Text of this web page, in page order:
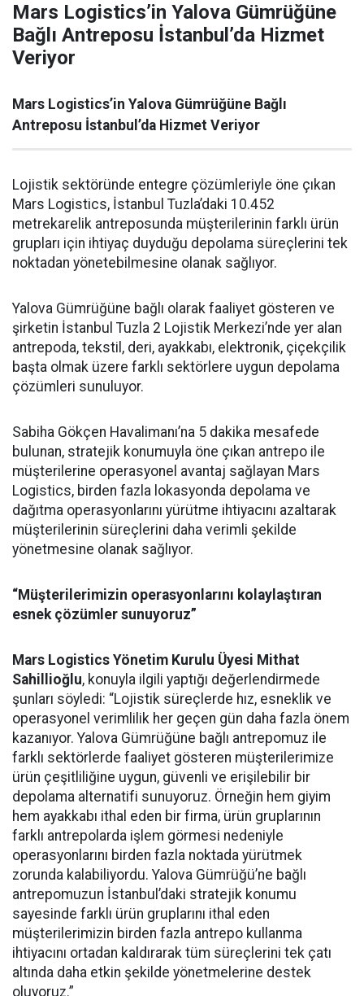
Mars Logistics’in Yalova Gümrüğüne
Bağlı Antreposu İstanbul’da Hizmet
Veriyor
Mars Logistics’in Yalova Gümrüğüne Bağlı
Antreposu İstanbul’da Hizmet Veriyor
Lojistik sektöründe entegre çözümleriyle öne çıkan
Mars Logistics, İstanbul Tuzla’daki 10.452
metrekarelik antreposunda müşterilerinin farklı ürün
grupları için ihtiyaç duyduğu depolama süreçlerini tek
noktadan yönetebilmesine olanak sağlıyor.
Yalova Gümrüğüne bağlı olarak faaliyet gösteren ve
şirketin İstanbul Tuzla 2 Lojistik Merkezi’nde yer alan
antrepoda, tekstil, deri, ayakkabı, elektronik, çiçekçilik
başta olmak üzere farklı sektörlere uygun depolama
çözümleri sunuluyor.
Sabiha Gökçen Havalimanı’na 5 dakika mesafede
bulunan, stratejik konumuyla öne çıkan antrepo ile
müşterilerine operasyonel avantaj sağlayan Mars
Logistics, birden fazla lokasyonda depolama ve
dağıtma operasyonlarını yürütme ihtiyacını azaltarak
müşterilerinin süreçlerini daha verimli şekilde
yönetmesine olanak sağlıyor.
“Müşterilerimizin operasyonlarını kolaylaştıran
esnek çözümler sunuyoruz”
Mars Logistics Yönetim Kurulu Üyesi Mithat
Sahillioğlu, konuyla ilgili yaptığı değerlendirmede
şunları söyledi: “Lojistik süreçlerde hız, esneklik ve
operasyonel verimlilik her geçen gün daha fazla önem
kazanıyor. Yalova Gümrüğüne bağlı antrepomuz ile
farklı sektörlerde faaliyet gösteren müşterilerimize
ürün çeşitliliğine uygun, güvenli ve erişilebilir bir
depolama alternatifi sunuyoruz. Örneğin hem giyim
hem ayakkabı ithal eden bir firma, ürün gruplarının
farklı antrepolarda işlem görmesi nedeniyle
operasyonlarını birden fazla noktada yürütmek
zorunda kalabiliyordu. Yalova Gümrüğü’ne bağlı
antrepomuzun İstanbul’daki stratejik konumu
sayesinde farklı ürün gruplarını ithal eden
müşterilerimizin birden fazla antrepo kullanma
ihtiyacını ortadan kaldırarak tüm süreçlerini tek çatı
altında daha etkin şekilde yönetmelerine destek
oluyoruz.”